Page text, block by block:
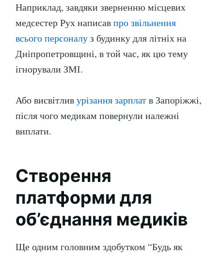
Наприклад, завдяки зверненню місцевих
медсестер Рух написавпро звільнення
всього персоналуз будинку для літніх на
Дніпропетровщині, в той час, як цю тему
ігнорували ЗМІ.
Або висвітливурізання зарплатв Запоріжжі,
після чого медикам повернули належні
виплати.
Створення
платформи для
об’єднання медиків
Ще одним головним здобутком “Будь як